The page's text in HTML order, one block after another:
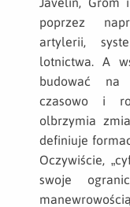
poprzez
artylerii,
lotnictwa. A
budować na
czasowo i
olbrzymia
definiuje
Oczywiście,
swoje